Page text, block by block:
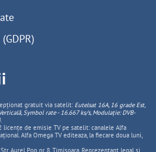
gratuit via satelit: Eutelsat 16A, 16 grade Est,
lă, Symbol rate - 16.667 ks/s, Modulație: DVB-
.
licențe de emisie TV pe satelit: canalele Alfa
Alfa Omega TV editeaza, la fiecare doua luni,
Aurel Pop nr. 8, Timisoara. Reprezentant legal și